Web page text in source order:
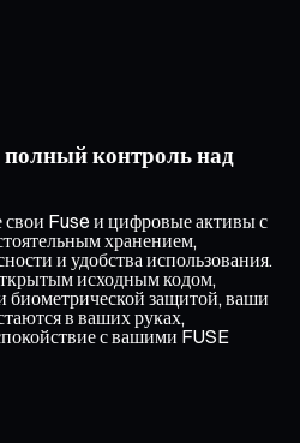
контроль над
Fuse и цифровые активы с
хранением,
и удобства использования.
исходным кодом,
защитой, ваши
в ваших руках,
с вашими FUSE